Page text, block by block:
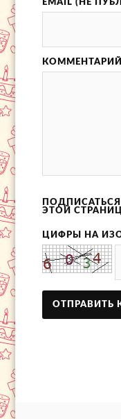
EMAIL (НЕ
КОММЕНТАРИЙ
ЭТОЙ
ЦИФРЫ НА